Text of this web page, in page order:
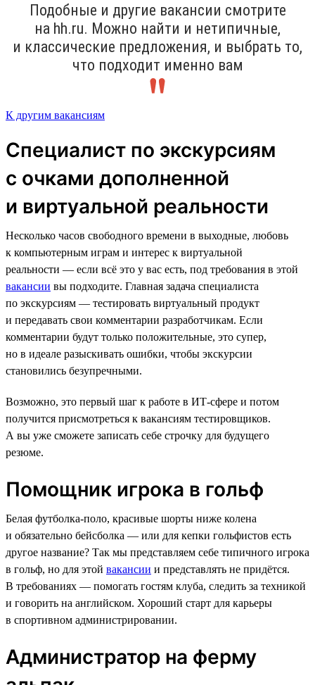
Подобные и другие вакансии смотрите
на hh.ru. Можно найти и нетипичные,
и классические предложения, и выбрать то,
что подходит именно вам
К другим вакансиям
Специалист по экскурсиям
с очками дополненной
и виртуальной реальности
Несколько часов свободного времени в выходные, любовь
к компьютерным играм и интерес к виртуальной
реальности — если всё это у вас есть, под требования в этой
вакансии вы подходите. Главная задача специалиста
по экскурсиям — тестировать виртуальный продукт
и передавать свои комментарии разработчикам. Если
комментарии будут только положительные, это супер,
но в идеале разыскивать ошибки, чтобы экскурсии
становились безупречными.
Возможно, это первый шаг к работе в ИТ-сфере и потом
получится присмотреться к вакансиям тестировщиков.
А вы уже сможете записать себе строчку для будущего
резюме.
Помощник игрока в гольф
Белая футболка-поло, красивые шорты ниже колена
и обязательно бейсболка — или для кепки гольфистов есть
другое название? Так мы представляем себе типичного игрока
в гольф, но для этой вакансии и представлять не придётся.
В требованиях — помогать гостям клуба, следить за техникой
и говорить на английском. Хороший старт для карьеры
в спортивном администрировании.
Администратор на ферму